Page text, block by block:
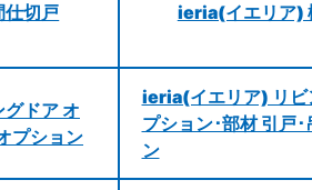
切戸 ieria(イエリア)
ドア オ
プション
ieria(イエリア) リビ
プション･部材 引戸･
ン